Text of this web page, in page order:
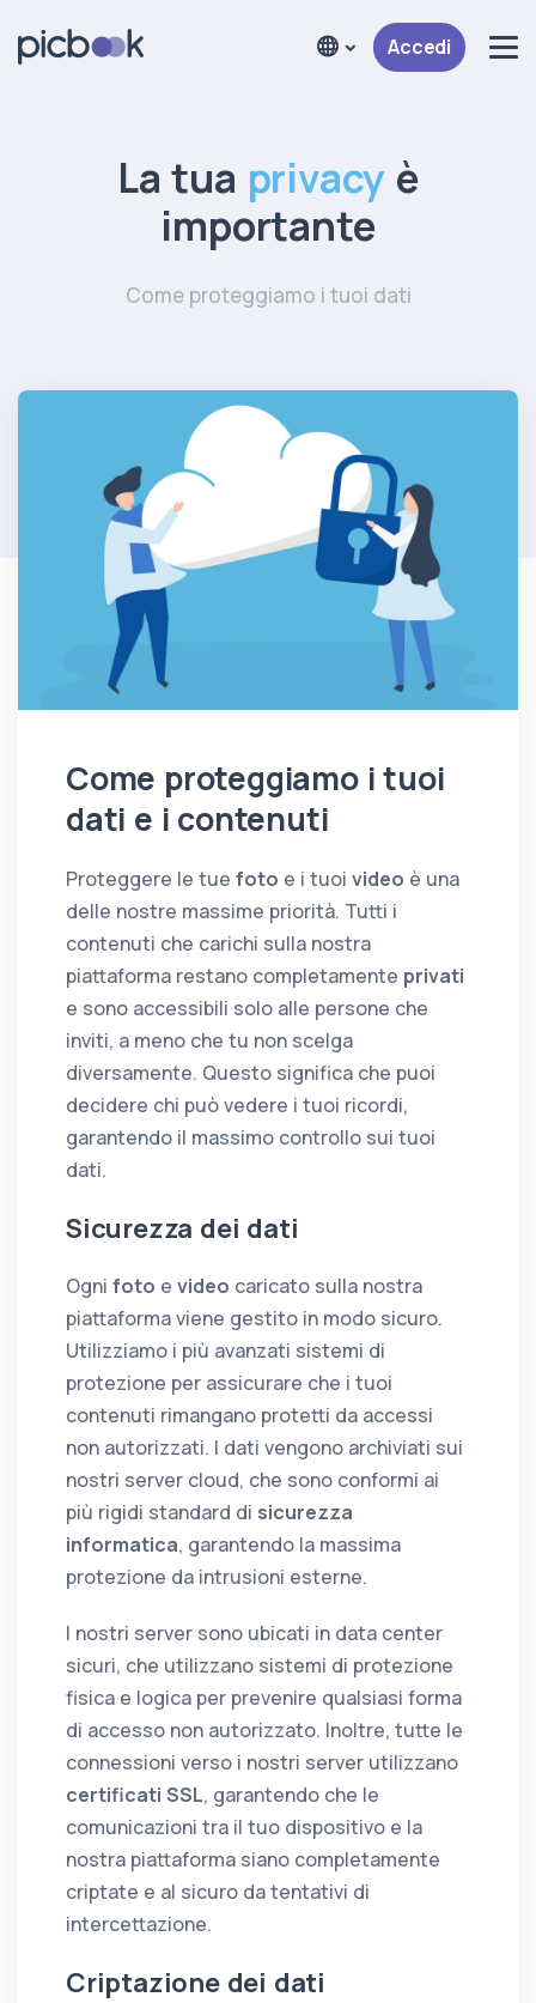
Accedi
La tua privacy è
importante
Come proteggiamo i tuoi dati
Come proteggiamo i tuoi
dati e i contenuti
Proteggere le tue foto e i tuoi video è una
delle nostre massime priorità. Tutti i
contenuti che carichi sulla nostra
piattaforma restano completamente privati
e sono accessibili solo alle persone che
inviti, a meno che tu non scelga
diversamente. Questo significa che puoi
decidere chi può vedere i tuoi ricordi,
garantendo il massimo controllo sui tuoi
dati.
Sicurezza dei dati
Ogni foto e video caricato sulla nostra
piattaforma viene gestito in modo sicuro.
Utilizziamo i più avanzati sistemi di
protezione per assicurare che i tuoi
contenuti rimangano protetti da accessi
non autorizzati. I dati vengono archiviati sui
nostri server cloud, che sono conformi ai
più rigidi standard di sicurezza
informatica, garantendo la massima
protezione da intrusioni esterne.
I nostri server sono ubicati in data center
sicuri, che utilizzano sistemi di protezione
fisica e logica per prevenire qualsiasi forma
di accesso non autorizzato. Inoltre, tutte le
connessioni verso i nostri server utilizzano
certificati SSL, garantendo che le
comunicazioni tra il tuo dispositivo e la
nostra piattaforma siano completamente
criptate e al sicuro da tentativi di
intercettazione.
Criptazione dei dati